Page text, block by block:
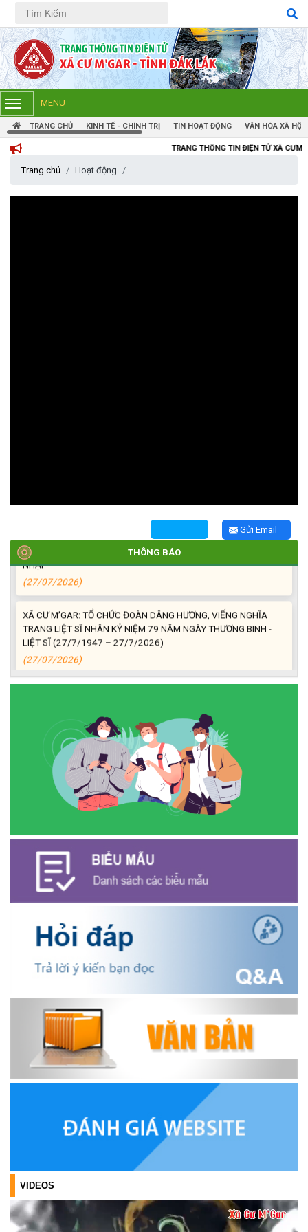
Tiếng Việt Tiếng Anh
MENU
TRANG CHỦ KINH TẾ - CHÍNH TRỊ TIN HOẠT ĐỘNG VĂN HÓA XÃ HỘI
TRANG THÔNG TIN ĐIỆN TỬ XÃ CƯM'GAR, TỈNH
Trang chủ Hoạt động
Gửi Email
THÔNG BÁO
HỘI NGƯỜI CAO TUỔI XÃ CƯ M’GAR: SƠ KẾT CÔNG TÁC HỘI 6
THÁNG ĐẦU NĂM VÀ KIỆN TOÀN TỔ CHỨC CHI HỘI SAU SÁP
NHẬP
(27/07/2026)
XÃ CƯ M’GAR: TỔ CHỨC ĐOÀN DÂNG HƯƠNG, VIẾNG NGHĨA
TRANG LIỆT SĨ NHÂN KỶ NIỆM 79 NĂM NGÀY THƯƠNG BINH -
LIỆT SĨ (27/7/1947 – 27/7/2026)
(27/07/2026)
ĐỒNG CHÍ PHAN XUÂN LỰC - CHỦ TỊCH UBND XÃ CƯ M’GAR
(27/07/2026)
Phát biểu bế mạc Hội nghị Trung ương 3, khóa XIV của Tổng Bí
thư, Chủ tịch nước Tô Lâm
(26/07/2026)
VAY KÝ QUỸ ĐỐI VỚI NGƯỜI LAO ĐỘNG ĐI LÀM VIỆC TẠI HÀN
QUỐC
(24/07/2026)
HỘI NÔNG DÂN XÃ CƯ M’GAR ĐẠI DIỆN TỈNH ĐẮK LẮK QUẢNG
BÁ SẢN PHẨM OCOP TẠI TUẦN LỄ NÔNG SẢN VÀ SẢN PHẨM
OCOP TỈNH KHÁNH HÒA NĂM 2026
(18/07/2026)
Đoàn viên thanh niên và các tầng lớp Nhân dân xã Cư M'gar tích
cực tham gia hưởng ngày hội hiến máu tình nguyện đợt II năm
2026.
(17/07/2026)
HƯỞNG ỨNG CUỘC THI TRỰC TUYẾN CỦA HỘI NÔNG DÂN XÃ
TRIỂN KHAI, GIAO NHIỆM VỤ TÌM KIẾM, QUY TẬP VÀ XÁC ĐỊNH
(27/07/2026)
HỘI LIÊN HIỆP PHỤ NỮ XÃ THĂM, TẶNG QUÀ CÁC GIA ĐÌNH
CHÍNH SÁCH NHÂN NGÀY THƯƠNG BINH - LIỆT SĨ 27/7
VIDEOS